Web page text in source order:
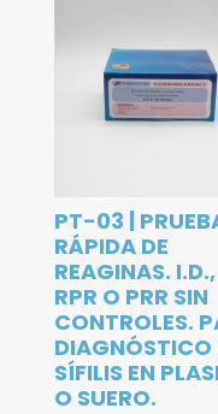
PT-03 |
RÁPIDA DE
REAGINAS. I.D.,
RPR O PRR SIN
CONTROLES.
DIAGNÓSTICO
SÍFILIS EN
O SUERO.